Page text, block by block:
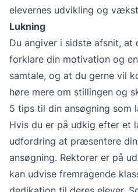
elevernes udvikling og
Lukning
Du angiver i sidste afsnit, at
forklare din motivation og
samtale, og at du gerne vil
høre mere om stillingen og
5 tips til din ansøgning som
Hvis du er på udkig efter
udfordring at præsentere
ansøgning. Rektorer er på
kan udvise fremragende